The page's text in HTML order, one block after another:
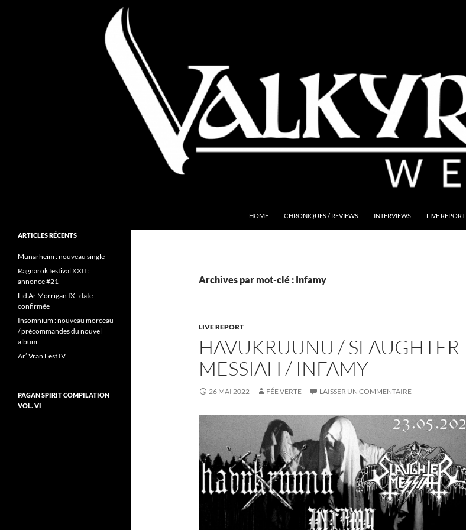
HOME CHRONIQUES / REVIEWS INTERVIEWS LIVE REPORT
Archives par mot-clé : Infamy
LIVE REPORT
HAVUKRUUNU / SLAUGHTER
MESSIAH / INFAMY
26 MAI 2022 FÉE VERTE LAISSER UN COMMENTAIRE
Folk Pagan Webzine
ARTICLES RÉCENTS
Munarheim : nouveau single
Ragnarök festival XXII :
annonce #21
Lid Ar Morrigan IX : date
confirmée
Insomnium : nouveau morceau
/ précommandes du nouvel
album
Ar’ Vran Fest IV
PAGAN SPIRIT COMPILATION
VOL. VI